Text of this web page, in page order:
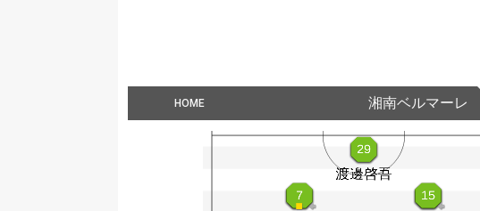
HOME 湘南ベルマーレ